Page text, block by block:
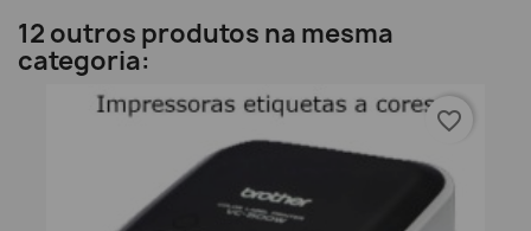
12 outros produtos na mesma
categoria:
favorite_border